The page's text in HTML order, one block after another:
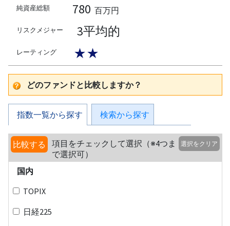
純資産総額 780 百万円
リスクメジャー 3平均的
レーティング ★★
どのファンドと比較しますか？
指数一覧から探す 検索から探す
比較する
項目をチェックして選択（※4つま
で選択可）
選択をクリア
国内
TOPIX
日経225